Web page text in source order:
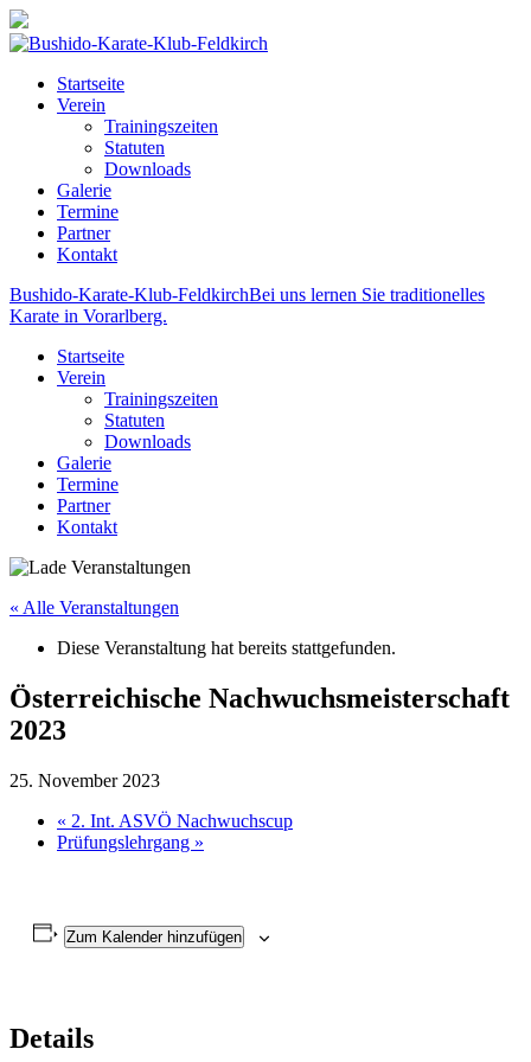
Startseite
Verein
Trainingszeiten
Statuten
Downloads
Galerie
Termine
Partner
Kontakt
Bushido-Karate-Klub-FeldkirchBei uns lernen Sie traditionelles
Karate in Vorarlberg.
Startseite
Verein
Trainingszeiten
Statuten
Downloads
Galerie
Termine
Partner
Kontakt
« Alle Veranstaltungen
Diese Veranstaltung hat bereits stattgefunden.
Österreichische Nachwuchsmeisterschaft
2023
25. November 2023
« 2. Int. ASVÖ Nachwuchscup
Prüfungslehrgang »
Zum Kalender hinzufügen
Details